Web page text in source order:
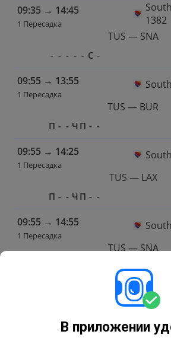
В приложении
09:35 → 14:45
1 Пересадка
1382
TUS — SNA
- - - - - С -
09:55 → 13:55
1 Пересадка
TUS — BUR
П - - Ч П - -
09:55 → 14:25
1 Пересадка
TUS — LAX
П - - Ч П - -
09:55 → 14:55
1 Пересадка
TUS — SNA
П